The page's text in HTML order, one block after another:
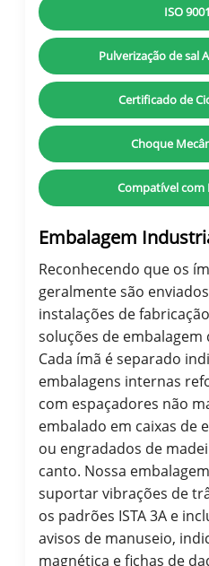
ISO
Pulverização de sal
Certificado de
Choque
Compatível com
Embalagem
Reconhecendo que os
geralmente são
instalações de
soluções de
Cada ímã é separado
embalagens internas
com espaçadores não
embalado em caixas de
ou engradados de
canto. Nossa
suportar vibrações de
os padrões ISTA 3A e
avisos de manuseio,
magnética e fichas de